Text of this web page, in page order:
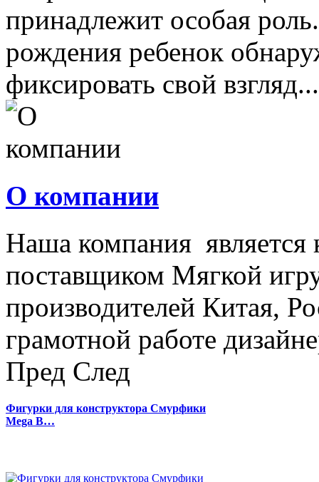
принадлежит особая
рождения ребенок
фиксировать свой взгляд...
О компании
Наша компания
поставщиком Мягкой
производителей Китая,
грамотной работе
Пред След
Фигурки для конструктора Смурфики
Mega B…